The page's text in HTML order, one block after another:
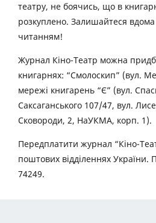
театру, не боячись, що в
розкуплено. Залишайтеся
читанням!
Журнал Кіно-Театр можна
книгарнях: “Смолоскип” (вул.
мережі книгарень “Є” (вул.
Саксаганського 107/47, вул.
Сковороди, 2, НаУКМА, корп. 1).
Передплатити журнал “Кіно-
поштових відділеннях України.
74249.